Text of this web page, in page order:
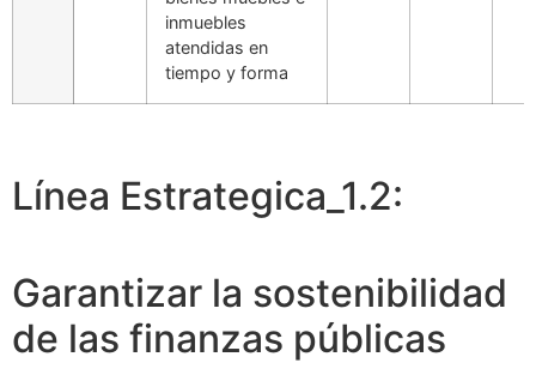
inmuebles
atendidas en
tiempo y forma
Línea Estrategica_1.2:
Garantizar la sostenibilidad
de las finanzas públicas